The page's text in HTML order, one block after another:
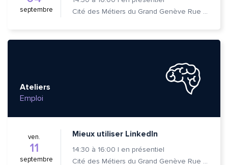
septembre
Cité des Métiers du Grand Genève Rue Prévost-Martin 6 1205 Genève
Ateliers
Emploi
ven.
11
septembre
Mieux utiliser LinkedIn
14:30 à 16:00 | en présentiel
Cité des Métiers du Grand Genève Rue Prévost-Martin 6 1205 Genève